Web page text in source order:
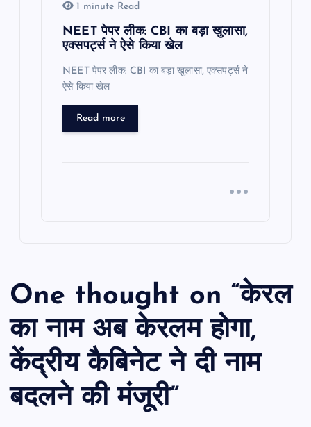
1 minute Read
NEET पेपर लीक: CBI का बड़ा खुलासा,
एक्सपर्ट्स ने ऐसे किया खेल
NEET पेपर लीक: CBI का बड़ा खुलासा, एक्सपर्ट्स ने
ऐसे किया खेल
Read more
One thought on “केरल
का नाम अब केरलम होगा,
केंद्रीय कैबिनेट ने दी नाम
बदलने की मंजूरी”